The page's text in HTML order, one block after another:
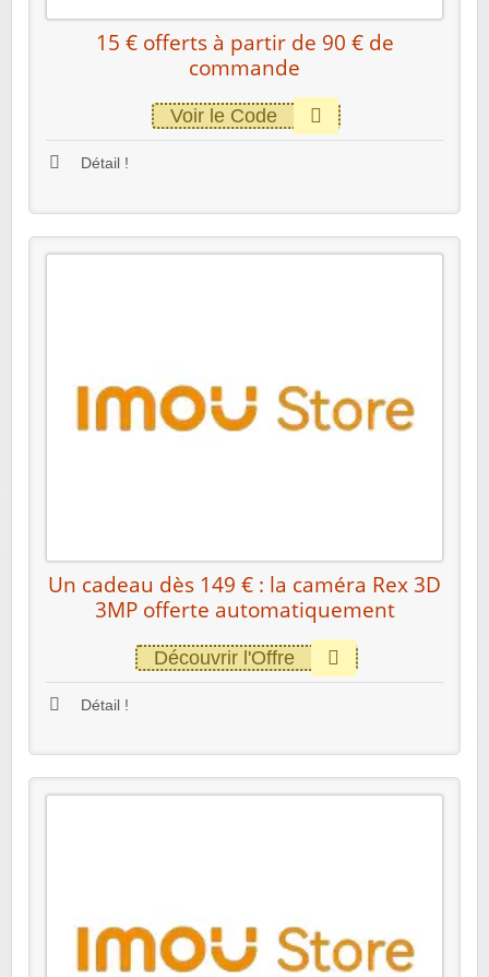
15 € offerts à partir de 90 € de
commande
Voir le Code
Détail !
Un cadeau dès 149 € : la caméra Rex 3D
3MP offerte automatiquement
Découvrir l'Offre
Détail !